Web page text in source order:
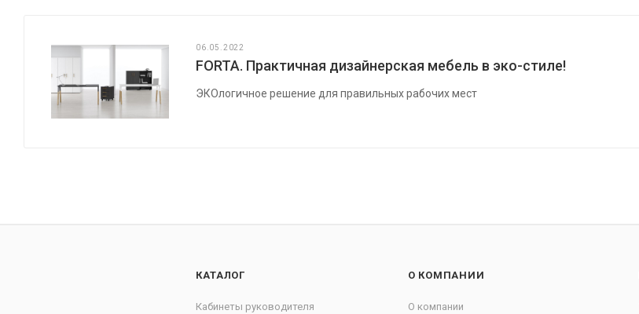
06.05.2022
FORTA. Практичная дизайнерская мебель в эко-стиле!
ЭКОлогичное решение для правильных рабочих мест
КАТАЛОГ
Кабинеты руководителя
О КОМПАНИИ
О компании